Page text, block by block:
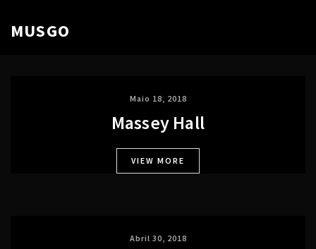
MUSGO
Maio 18, 2018
Massey Hall
VIEW MORE
Abril 30, 2018